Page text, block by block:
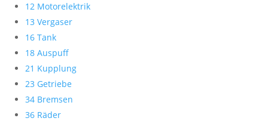
12 Motorelektrik
13 Vergaser
16 Tank
18 Auspuff
21 Kupplung
23 Getriebe
34 Bremsen
36 Räder